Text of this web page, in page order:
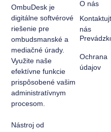
OmbuDesk je
digitálne softvérové
riešenie pre
ombudsmanské a
mediačné úrady.
Využite naše
efektívne funkcie
prispôsobené vašim
administratívnym
procesom.
Nástroj od
O nás
nás
Ochrana
údajov